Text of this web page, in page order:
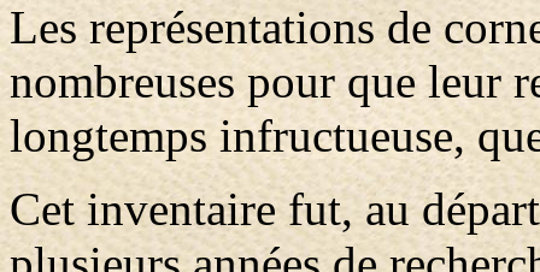
Les représentations de
nombreuses pour que leur
longtemps infructueuse,
Cet inventaire fut, au